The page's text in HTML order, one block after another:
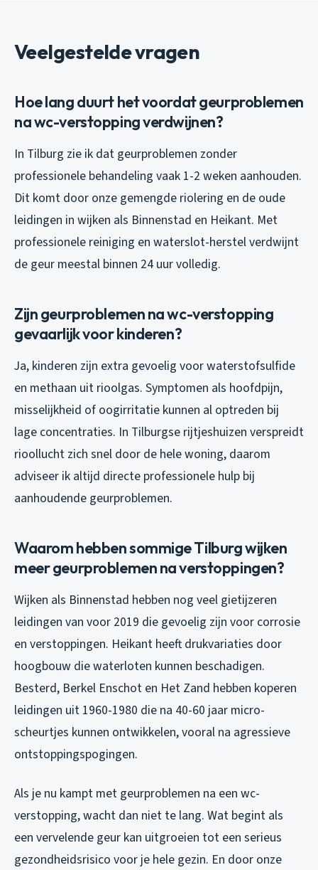
Veelgestelde vragen
Hoe lang duurt het voordat geurproblemen
na wc-verstopping verdwijnen?
In Tilburg zie ik dat geurproblemen zonder
professionele behandeling vaak 1-2 weken aanhouden.
Dit komt door onze gemengde riolering en de oude
leidingen in wijken als Binnenstad en Heikant. Met
professionele reiniging en waterslot-herstel verdwijnt
de geur meestal binnen 24 uur volledig.
Zijn geurproblemen na wc-verstopping
gevaarlijk voor kinderen?
Ja, kinderen zijn extra gevoelig voor waterstofsulfide
en methaan uit rioolgas. Symptomen als hoofdpijn,
misselijkheid of oogirritatie kunnen al optreden bij
lage concentraties. In Tilburgse rijtjeshuizen verspreidt
rioollucht zich snel door de hele woning, daarom
adviseer ik altijd directe professionele hulp bij
aanhoudende geurproblemen.
Waarom hebben sommige Tilburg wijken
meer geurproblemen na verstoppingen?
Wijken als Binnenstad hebben nog veel gietijzeren
leidingen van voor 2019 die gevoelig zijn voor corrosie
en verstoppingen. Heikant heeft drukvariaties door
hoogbouw die waterloten kunnen beschadigen.
Besterd, Berkel Enschot en Het Zand hebben koperen
leidingen uit 1960-1980 die na 40-60 jaar micro-
scheurtjes kunnen ontwikkelen, vooral na agressieve
ontstoppingspogingen.
Als je nu kampt met geurproblemen na een wc-
verstopping, wacht dan niet te lang. Wat begint als
een vervelende geur kan uitgroeien tot een serieus
gezondheidsrisico voor je hele gezin. En door onze